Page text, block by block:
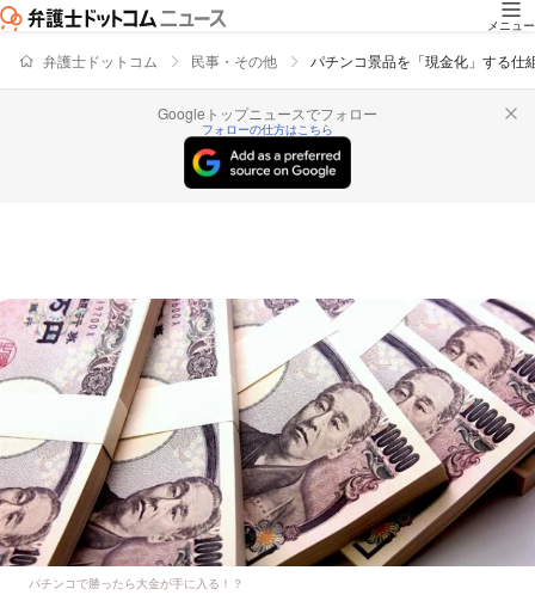
メニュー
弁護士ドットコム 民事・その他 パチンコ景品を「現金化」する仕
Googleトップニュースでフォロー
フォローの仕方はこちら
パチンコで勝ったら大金が手に入る！？